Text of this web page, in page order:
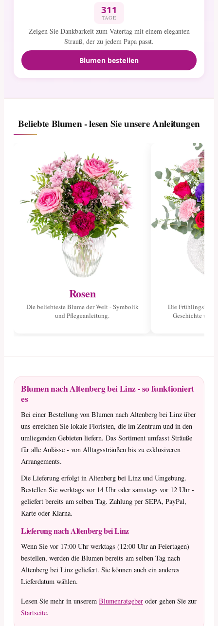
311
TAGE
Zeigen Sie Dankbarkeit zum Vatertag mit einem eleganten
Strauß, der zu jedem Papa passt.
Blumen bestellen
Beliebte Blumen - lesen Sie unsere Anleitungen
Rosen
Die beliebteste Blume der Welt - Symbolik
und Pflegeanleitung.
Die
Geschichte und
Blumen nach Altenberg bei Linz - so funktioniert
es
Bei einer Bestellung von Blumen nach Altenberg bei Linz über
uns erreichen Sie lokale Floristen, die im Zentrum und in den
umliegenden Gebieten liefern. Das Sortiment umfasst Sträuße
für alle Anlässe - von Alltagssträußen bis zu exklusiveren
Arrangements.
Die Lieferung erfolgt in Altenberg bei Linz und Umgebung.
Bestellen Sie werktags vor 14 Uhr oder samstags vor 12 Uhr -
geliefert bereits am selben Tag. Zahlung per SEPA, PayPal,
Karte oder Klarna.
Lieferung nach Altenberg bei Linz
Wenn Sie vor 17:00 Uhr werktags (12:00 Uhr an Feiertagen)
bestellen, werden die Blumen bereits am selben Tag nach
Altenberg bei Linz geliefert. Sie können auch ein anderes
Lieferdatum wählen.
Lesen Sie mehr in unserem Blumenratgeber oder gehen Sie zur
Startseite.